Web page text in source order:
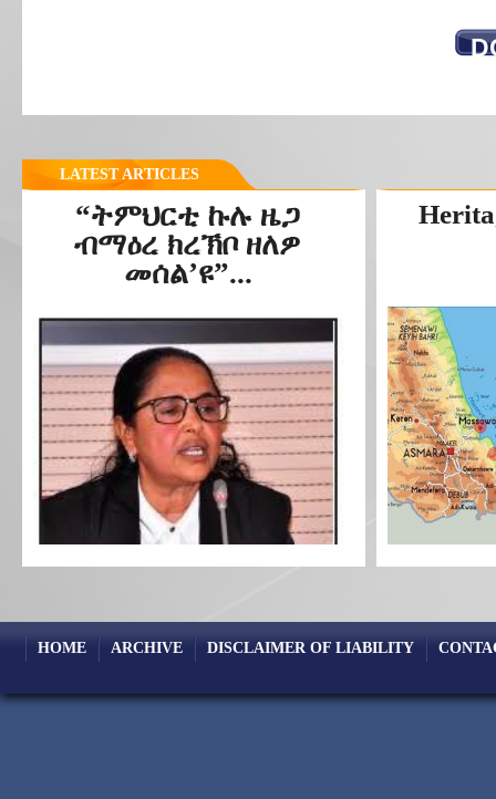
LATEST ARTICLES
“ትምህርቲ ኩሉ ዜጋ
ብማዕረ ክረኽቦ ዘለዎ
መሰል’ዩ”...
HOME ARCHIVE DISCLAIMER OF LIABILITY